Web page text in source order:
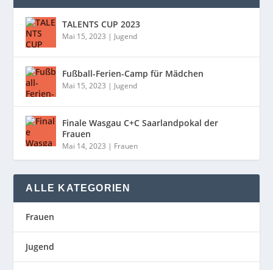
TALENTS CUP 2023
Mai 15, 2023 | Jugend
Fußball-Ferien-Camp für Mädchen
Mai 15, 2023 | Jugend
Finale Wasgau C+C Saarlandpokal der
Frauen
Mai 14, 2023 | Frauen
ALLE KATEGORIEN
Frauen
Jugend